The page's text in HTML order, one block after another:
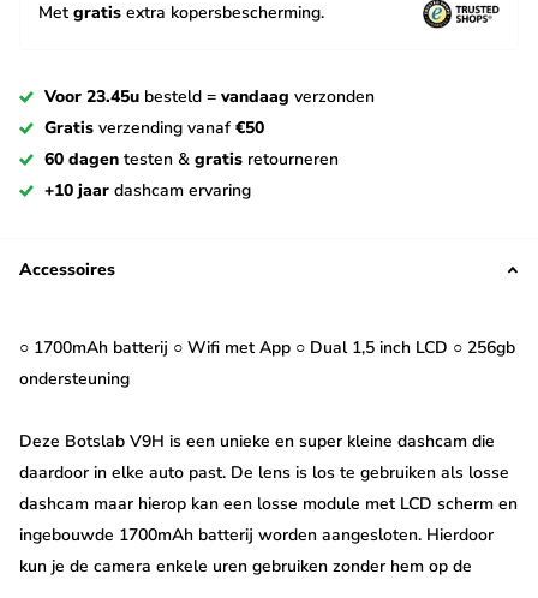
Met gratis extra kopersbescherming.
Voor 23.45u besteld = vandaag verzonden
Gratis verzending vanaf €50
60 dagen testen & gratis retourneren
+10 jaar dashcam ervaring
Accessoires
○ 1700mAh batterij ○ Wifi met App ○ Dual 1,5 inch LCD ○ 256gb
ondersteuning
Deze Botslab V9H is een unieke en super kleine dashcam die
daardoor in elke auto past. De lens is los te gebruiken als losse
dashcam maar hierop kan een losse module met LCD scherm en
ingebouwde 1700mAh batterij worden aangesloten. Hierdoor
kun je de camera enkele uren gebruiken zonder hem op de